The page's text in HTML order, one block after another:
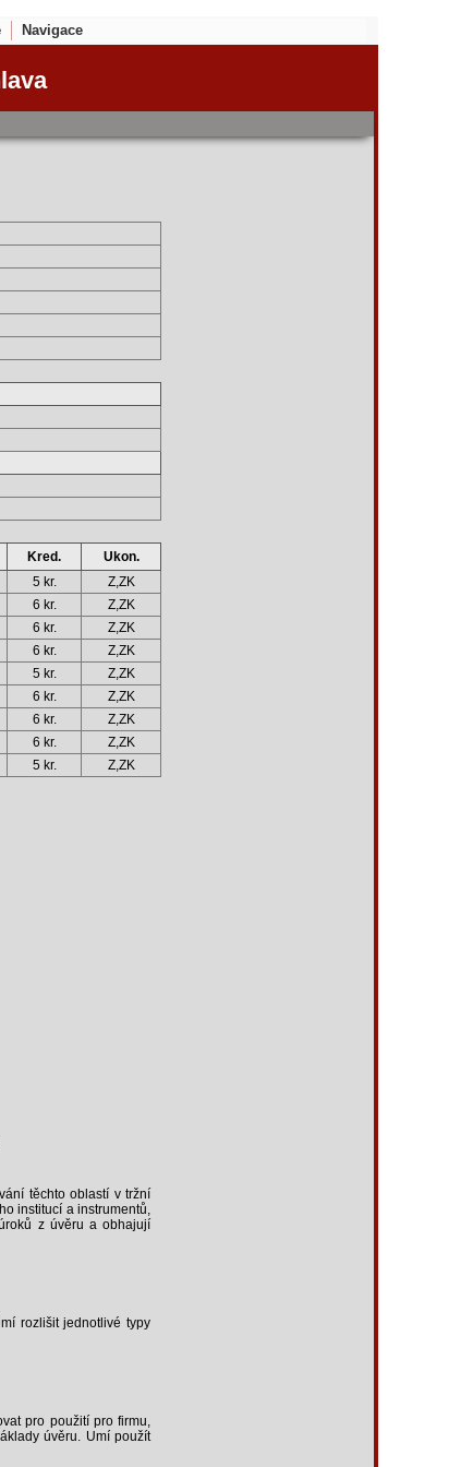
Navigace
Kred.
Ukon.
5 kr.
Z,ZK
6 kr.
Z,ZK
6 kr.
Z,ZK
6 kr.
Z,ZK
5 kr.
Z,ZK
6 kr.
Z,ZK
6 kr.
Z,ZK
6 kr.
Z,ZK
5 kr. Z,ZK
těchto oblastí v tržní
institucí a instrumentů,
z úvěru a obhajují
rozlišit jednotlivé typy
pro použití pro firmu,
úvěru. Umí použít